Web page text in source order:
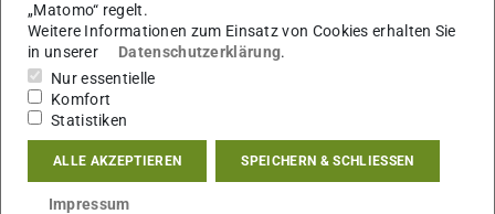
Darmstädter MSOs aktiv für Demokratie (DaMaD) sowie
über Unterstützungsangebote von MSO für Geflüchtete
aus der Ukraine.
„Matomo“ regelt.
Weitere Informationen zum Einsatz von Cookies erhalten Sie
in unserer
Datenschutzerklärung.
Nur essentielle
Komfort
Statistiken
ALLE AKZEPTIEREN SPEICHERN & SCHLIESSEN
Impressum